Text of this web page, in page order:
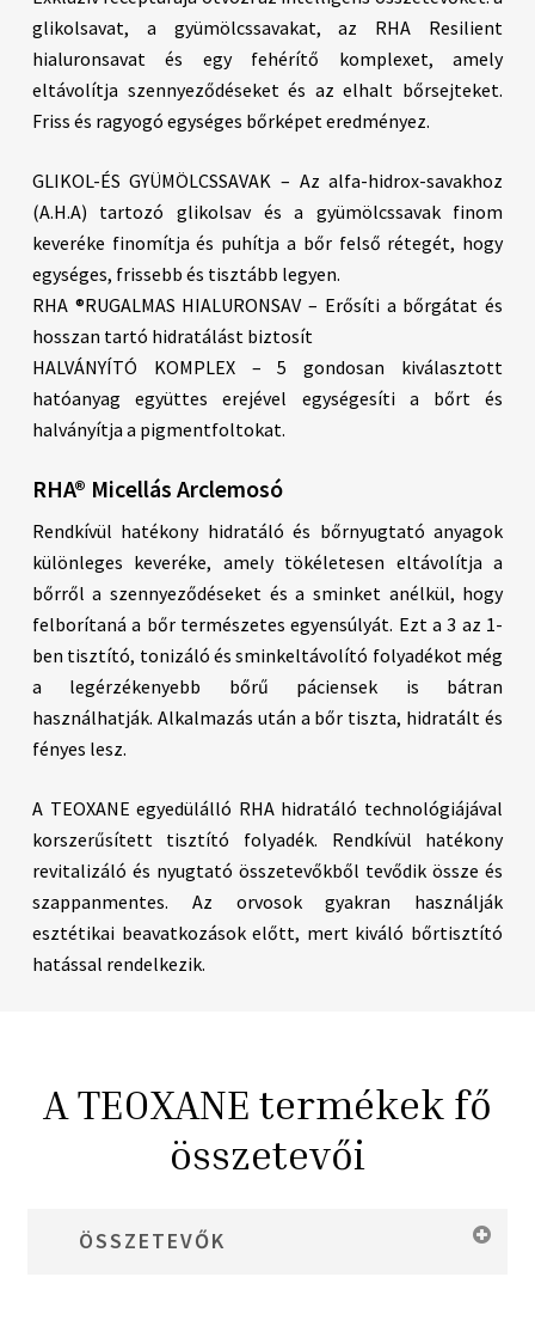
glikolsavat, a gyümölcssavakat, az RHA Resilient
hialuronsavat és egy fehérítő komplexet, amely
eltávolítja szennyeződéseket és az elhalt bőrsejteket.
Friss és ragyogó egységes bőrképet eredményez.
GLIKOL-ÉS GYÜMÖLCSSAVAK – Az alfa-hidrox-savakhoz
(A.H.A) tartozó glikolsav és a gyümölcssavak finom
keveréke finomítja és puhítja a bőr felső rétegét, hogy
egységes, frissebb és tisztább legyen.
RHA ®RUGALMAS HIALURONSAV – Erősíti a bőrgátat és
hosszan tartó hidratálást biztosít
HALVÁNYÍTÓ KOMPLEX – 5 gondosan kiválasztott
hatóanyag együttes erejével egységesíti a bőrt és
halványítja a pigmentfoltokat.
RHA® Micellás Arclemosó
Rendkívül hatékony hidratáló és bőrnyugtató anyagok
különleges keveréke, amely tökéletesen eltávolítja a
bőrről a szennyeződéseket és a sminket anélkül, hogy
felborítaná a bőr természetes egyensúlyát. Ezt a 3 az 1-
ben tisztító, tonizáló és sminkeltávolító folyadékot még
a legérzékenyebb bőrű páciensek is bátran
használhatják. Alkalmazás után a bőr tiszta, hidratált és
fényes lesz.
A TEOXANE egyedülálló RHA hidratáló technológiájával
korszerűsített tisztító folyadék. Rendkívül hatékony
revitalizáló és nyugtató összetevőkből tevődik össze és
szappanmentes. Az orvosok gyakran használják
esztétikai beavatkozások előtt, mert kiváló bőrtisztító
hatással rendelkezik.
A TEOXANE termékek fő
összetevői
ÖSSZETEVŐK